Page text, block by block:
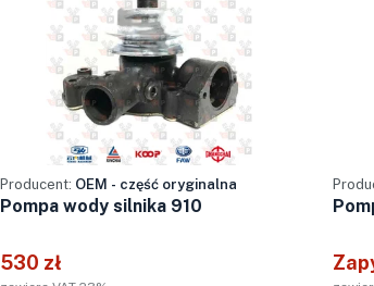
Producent: OEM - część oryginalna
Pompa wody silnika 910
530 zł